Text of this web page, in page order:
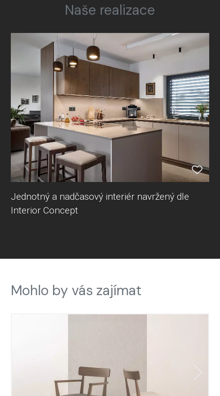
Naše realizace
Jednotný a nadčasový interiér navržený dle
Interior Concept
Mohlo by vás zajímat